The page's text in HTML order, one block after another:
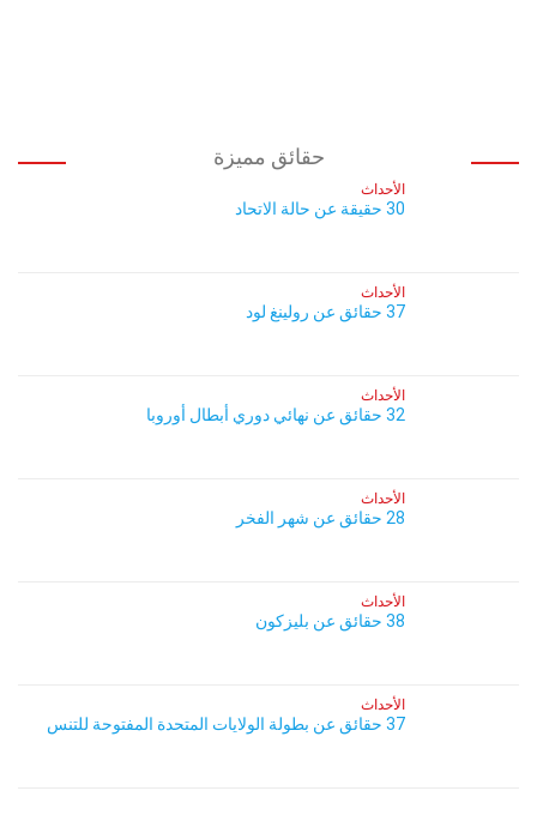
حقائق مميزة
الأحداث
30 حقيقة عن حالة الاتحاد
الأحداث
37 حقائق عن رولينغ لود
الأحداث
32 حقائق عن نهائي دوري أبطال أوروبا
الأحداث
28 حقائق عن شهر الفخر
الأحداث
38 حقائق عن بليزكون
الأحداث
37 حقائق عن بطولة الولايات المتحدة المفتوحة للتنس